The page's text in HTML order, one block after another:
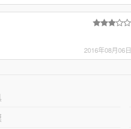
2016年08月06日